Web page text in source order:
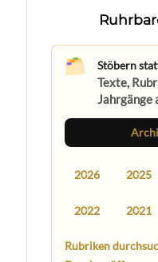
Stöbern
Texte,
Jahrgänge
2026 2025
2022 2021
Rubriken